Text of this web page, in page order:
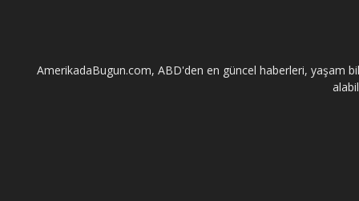
AmerikadaBugun.com, ABD'den en güncel haberleri, yaşam